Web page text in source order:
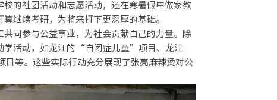
社团活动和志愿活动，还在寒暑假中做家教
继续考研，为将来打下更深厚的基础。
参与公益事业，为社会贡献自己的力量。除
学活动，如龙江的“自闭症儿童”项目、龙江
。这些实际行动充分展现了张亮麻辣烫对公